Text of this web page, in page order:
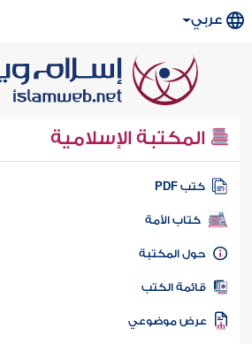
عربي
المكتبة الإسلامية
كتب PDF
كتاب الأمة
المكتبة
الكتب